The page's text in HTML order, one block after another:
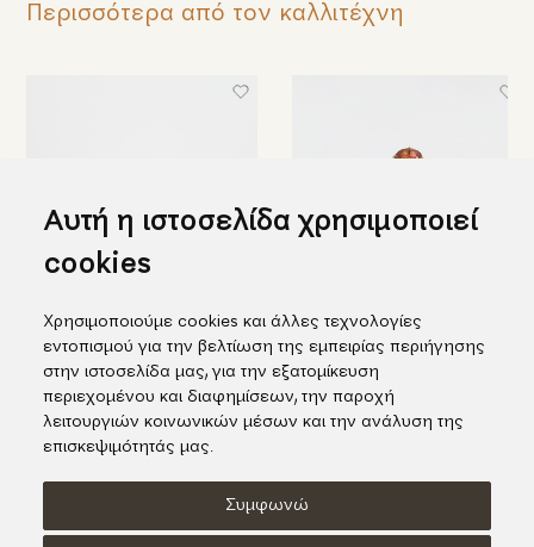
Αυτή η ιστοσελίδα χρησιμοποιεί
cookies
Χρησιμοποιούμε cookies και άλλες τεχνολογίες
εντοπισμού για την βελτίωση της εμπειρίας περιήγησης
στην ιστοσελίδα μας, για την εξατομίκευση
περιεχομένου και διαφημίσεων, την παροχή
λειτουργιών κοινωνικών μέσων και την ανάλυση της
επισκεψιμότητάς μας.
Συμφωνώ
Περισσότερα από τον καλλιτέχνη
Όμορφο χρυσό δαχτυλίδι με
μπλε διαμάντια
1.975,00€
Εκπληκτικό δαχτυλίδι σε
κίτρινο χρυσό με διαμάντια και
τουρμαλίνη
2.165,00€